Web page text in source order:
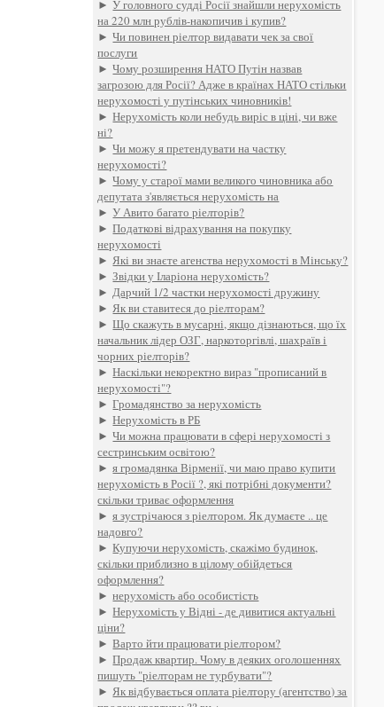
►У головного судді Росії знайшли нерухомість
на 220 млн рублів-накопичив і купив?
►Чи повинен ріелтор видавати чек за свої
послуги
►Чому розширення НАТО Путін назвав
загрозою для Росії? Адже в країнах НАТО стільки
нерухомості у путінських чиновників!
►Нерухомість коли небудь виріс в ціні, чи вже
ні?
►Чи можу я претендувати на частку
нерухомості?
►Чому у старої мами великого чиновника або
депутата з'являється нерухомість на
►У Авито багато ріелторів?
►Податкові відрахування на покупку
нерухомості
►Які ви знаєте агенства нерухомості в Мінську?
►Звідки у Іларіона нерухомість?
►Дарчий 1/2 частки нерухомості дружину
►Як ви ставитеся до ріелторам?
►Що скажуть в мусарні, якщо дізнаються, що їх
начальник лідер ОЗГ, наркоторгівлі, шахраїв і
чорних ріелторів?
►Наскільки некоректно вираз "прописаний в
нерухомості"?
►Громадянство за нерухомість
►Нерухомість в РБ
►Чи можна працювати в сфері нерухомості з
сестринським освітою?
►я громадянка Вірменії, чи маю право купити
нерухомість в Росії ?, які потрібні документи?
скільки триває оформлення
►я зустрічаюся з ріелтором. Як думаєте .. це
надовго?
►Купуючи нерухомість, скажімо будинок,
скільки приблизно в цілому обійдеться
оформлення?
►нерухомість або особистість
►Нерухомість у Відні - де дивитися актуальні
ціни?
►Варто йти працювати ріелтором?
►Продаж квартир. Чому в деяких оголошеннях
пишуть "ріелторам не турбувати"?
►Як відбувається оплата ріелтору (агентство) за